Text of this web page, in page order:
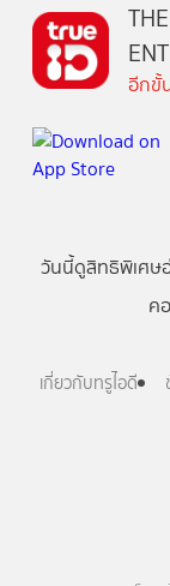
อีกขั้
วันนี้ดูสิทธิพิเศษ
ค
เกี่ยวกับทรูไอดี